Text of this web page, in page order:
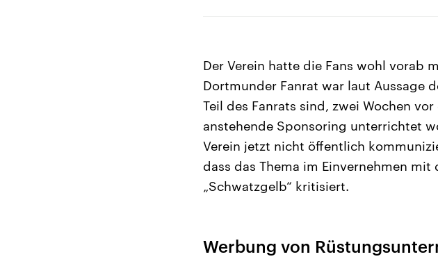
Der Verein hatte die Fans wohl vorab
Dortmunder Fanrat war laut Aussage
Teil des Fanrats sind, zwei Wochen
anstehende Sponsoring unterrichtet
Verein jetzt nicht öffentlich
dass das Thema im Einvernehmen
„Schwatzgelb“ kritisiert.
Werbung von